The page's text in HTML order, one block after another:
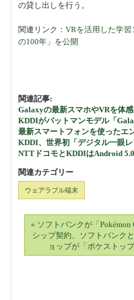
の貸し出しを行う。
関連リンク： VRを活用した学
の100年」を公開
関連記事:
Galaxyの最新スマホやVRを体
KDDIがバットマンモデル「
最新スマートフォンを使ったエ
KDDI、世界初「デジタル一眼
NTTドコモとKDDIはAndroid
関連カテゴリー
ウェアラブル端末
« ソフトバンクが「
シップ契約、ソフトバンク
ョップが「ポケストッ